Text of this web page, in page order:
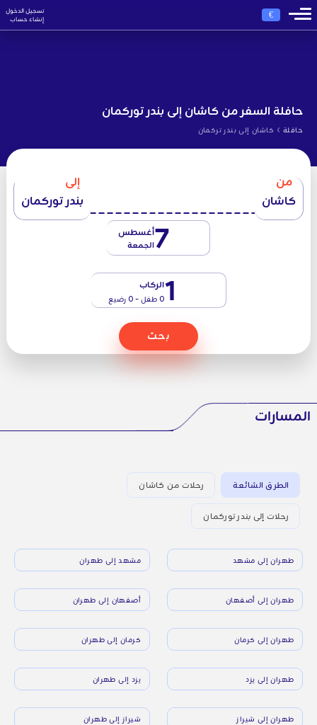
€
تسجيل الدخول
إنشاء حساب
حافلة السفر من كاشان إلى بندر توركمان
حافلة › كاشان إلى بندر تركمان
من
كاشان
إلى
بندر توركمان
7أغسطس
الجمعة
1الركاب
0 طفل - 0 رضيع
بحث
المسارات
الطرق الشائعة رحلات من كاشان
رحلات إلى بندر توركمان
طهران إلى مشهد مشهد إلى طهران
طهران إلى أصفهان أصفهان إلى طهران
طهران إلى كرمان كرمان إلى طهران
طهران إلى يزد يزد إلى طهران
طهران إلى شيراز شيراز إلى طهران